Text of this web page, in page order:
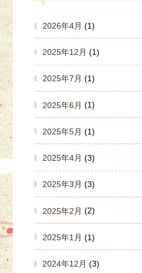
2026年4月 (1)
2025年12月 (1)
2025年7月 (1)
2025年6月 (1)
2025年5月 (1)
2025年4月 (3)
2025年3月 (3)
2025年2月 (2)
2025年1月 (1)
2024年12月 (3)